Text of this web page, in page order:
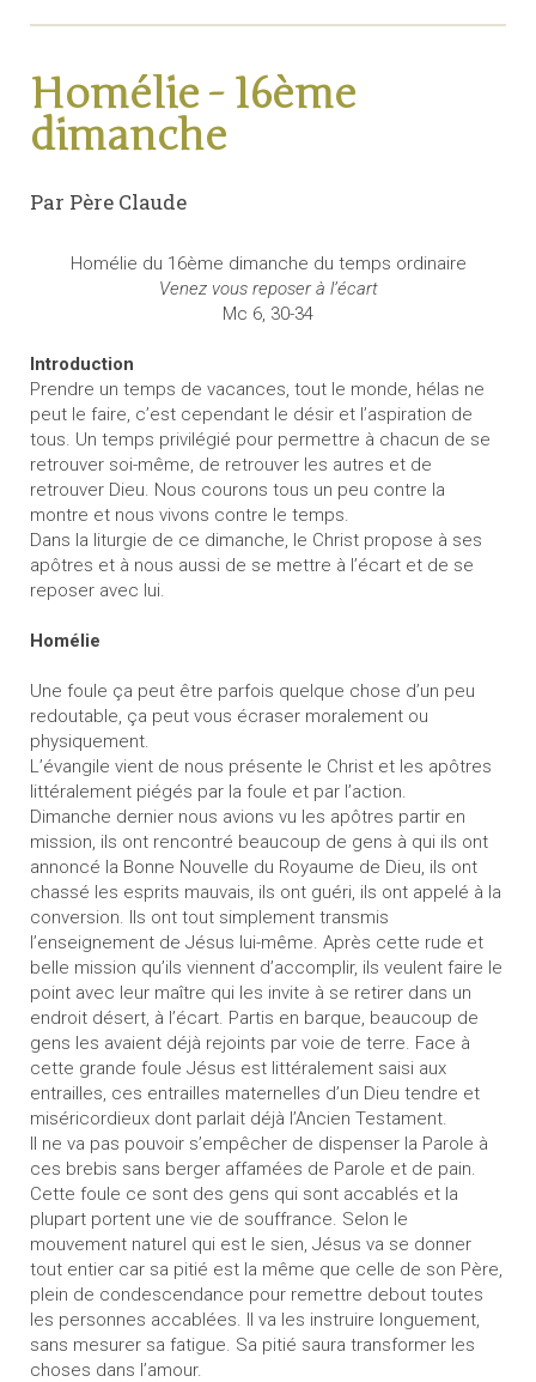
Homélie - 16ème
dimanche
Par Père Claude
Homélie du 16ème dimanche du temps ordinaire
Venez vous reposer à l’écart
Mc 6, 30-34
Introduction
Prendre un temps de vacances, tout le monde, hélas ne
peut le faire, c’est cependant le désir et l’aspiration de
tous. Un temps privilégié pour permettre à chacun de se
retrouver soi-même, de retrouver les autres et de
retrouver Dieu. Nous courons tous un peu contre la
montre et nous vivons contre le temps.
Dans la liturgie de ce dimanche, le Christ propose à ses
apôtres et à nous aussi de se mettre à l’écart et de se
reposer avec lui.
Homélie
Une foule ça peut être parfois quelque chose d’un peu
redoutable, ça peut vous écraser moralement ou
physiquement.
L’évangile vient de nous présente le Christ et les apôtres
littéralement piégés par la foule et par l’action.
Dimanche dernier nous avions vu les apôtres partir en
mission, ils ont rencontré beaucoup de gens à qui ils ont
annoncé la Bonne Nouvelle du Royaume de Dieu, ils ont
chassé les esprits mauvais, ils ont guéri, ils ont appelé à la
conversion. Ils ont tout simplement transmis
l’enseignement de Jésus lui-même. Après cette rude et
belle mission qu’ils viennent d’accomplir, ils veulent faire le
point avec leur maître qui les invite à se retirer dans un
endroit désert, à l’écart. Partis en barque, beaucoup de
gens les avaient déjà rejoints par voie de terre. Face à
cette grande foule Jésus est littéralement saisi aux
entrailles, ces entrailles maternelles d’un Dieu tendre et
miséricordieux dont parlait déjà l’Ancien Testament.
Il ne va pas pouvoir s’empêcher de dispenser la Parole à
ces brebis sans berger affamées de Parole et de pain.
Cette foule ce sont des gens qui sont accablés et la
plupart portent une vie de souffrance. Selon le
mouvement naturel qui est le sien, Jésus va se donner
tout entier car sa pitié est la même que celle de son Père,
plein de condescendance pour remettre debout toutes
les personnes accablées. Il va les instruire longuement,
sans mesurer sa fatigue. Sa pitié saura transformer les
choses dans l’amour.